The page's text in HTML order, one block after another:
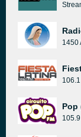
1450
106.1
Pop
105.9